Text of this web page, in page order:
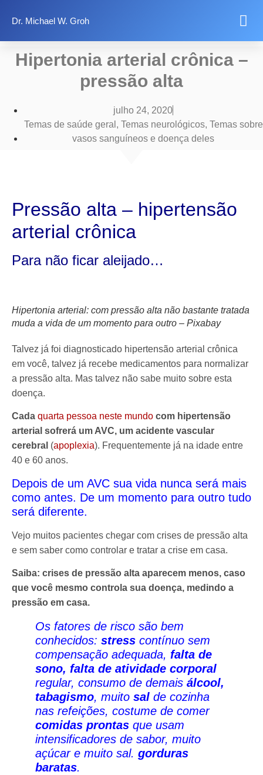
Dr. Michael W. Groh
Hipertonia arterial crônica –
pressão alta
julho 24, 2020
Temas de saúde geral​ , Temas neurológicos​, Temas sobre
vasos sanguíneos e doença deles​
Pressão alta – hipertensão
arterial crônica
Para não ficar aleijado…
Hipertonia arterial: com pressão alta não bastante tratada
muda a vida de um momento para outro – Pixabay
Talvez já foi diagnosticado hipertensão arterial crônica
em você, talvez já recebe medicamentos para normalizar
a pressão alta. Mas talvez não sabe muito sobre esta
doença.
Cada quarta pessoa neste mundo com hipertensão
arterial sofrerá um AVC, um acidente vascular
cerebral (apoplexia). Frequentemente já na idade entre
40 e 60 anos.
Depois de um AVC sua vida nunca será mais
como antes. De um momento para outro tudo
será diferente.
Vejo muitos pacientes chegar com crises de pressão alta
e sem saber como controlar e tratar a crise em casa.
Saiba: crises de pressão alta aparecem menos, caso
que você mesmo controla sua doença, medindo a
pressão em casa.
Os fatores de risco são bem
conhecidos: stress contínuo sem
compensação adequada, falta de
sono, falta de atividade corporal
regular, consumo de demais álcool,
tabagismo, muito sal de cozinha
nas refeições, costume de comer
comidas prontas que usam
intensificadores de sabor, muito
açúcar e muito sal. gorduras
baratas.